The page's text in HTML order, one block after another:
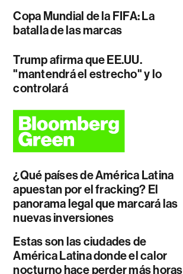
Copa Mundial de la FIFA: La
batalla de las marcas
Trump afirma que EE.UU.
"mantendrá el estrecho" y lo
controlará
¿Qué países de América Latina
apuestan por el fracking? El
panorama legal que marcará las
nuevas inversiones
Estas son las ciudades de
América Latina donde el calor
nocturno hace perder más horas